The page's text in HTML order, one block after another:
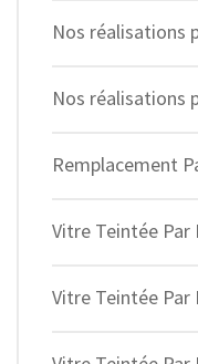
Nos réalisations
Nos réalisations
Remplacement
Vitre Teintée Par
Vitre Teintée Par